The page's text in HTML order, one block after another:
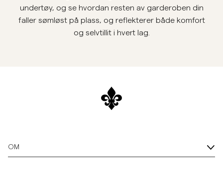
Overshirts
undertøy, og se hvordan resten av garderoben din
faller sømløst på plass, og reflekterer både komfort
og selvtillit i hvert lag.
OM